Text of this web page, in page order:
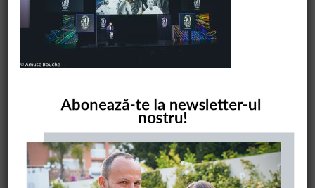
CAUTARE
COMANDĂ CARTEA NOASTRĂ